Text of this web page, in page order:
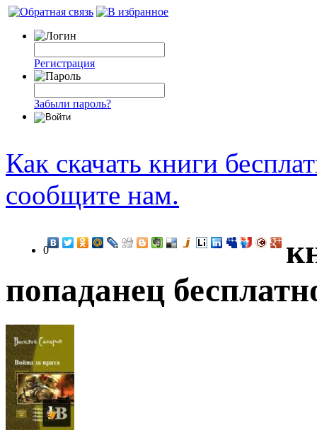
Регистрация
Забыли пароль?
Как скачать книги
сообщите нам.
0
попаданец